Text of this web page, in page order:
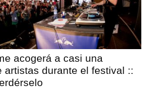
acogerá a casi una
artistas durante el festival ::